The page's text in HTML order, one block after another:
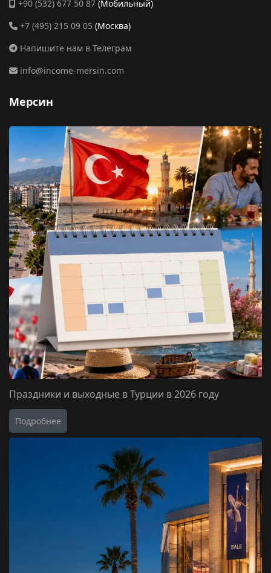
+90 (532) 677 50 87 (Мобильный)
+7 (495) 215 09 05 (Москва)
Напишите нам в Телеграм
info@income-mersin.com
Мерсин
Праздники и выходные в Турции в 2026 году
Подробнее